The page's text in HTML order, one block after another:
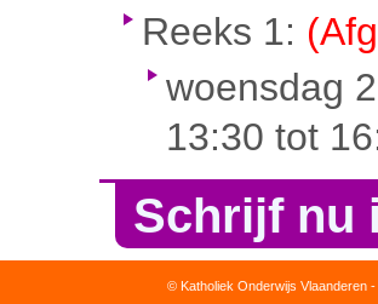
Reeks 1:
woensdag
13:30 tot
Schrijf nu
© Katholiek Onderwijs Vlaanderen